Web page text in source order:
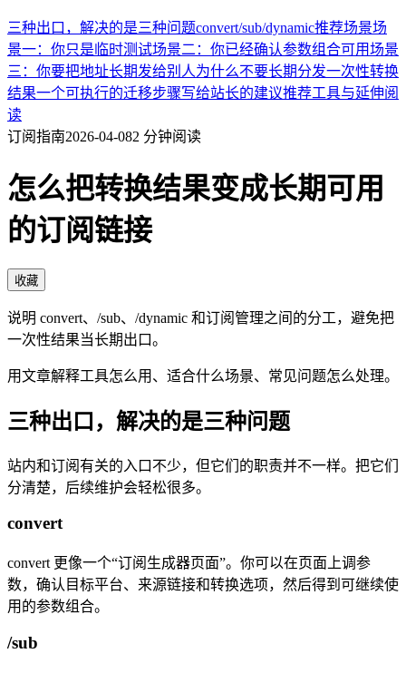
三种出口，解决的是三种问题convert/sub/dynamic推荐场景场
景一：你只是临时测试场景二：你已经确认参数组合可用场景
三：你要把地址长期发给别人为什么不要长期分发一次性转换
结果一个可执行的迁移步骤写给站长的建议推荐工具与延伸阅
读
订阅指南2026-04-082 分钟阅读
怎么把转换结果变成长期可用
的订阅链接
收藏
说明 convert、/sub、/dynamic 和订阅管理之间的分工，避免把
一次性结果当长期出口。
用文章解释工具怎么用、适合什么场景、常见问题怎么处理。
三种出口，解决的是三种问题
站内和订阅有关的入口不少，但它们的职责并不一样。把它们
分清楚，后续维护会轻松很多。
convert
convert 更像一个“订阅生成器页面”。你可以在页面上调参
数，确认目标平台、来源链接和转换选项，然后得到可继续使
用的参数组合。
/sub